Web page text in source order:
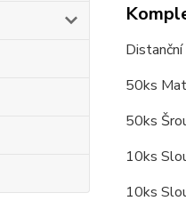
50ks
50ks
10ks
10ks